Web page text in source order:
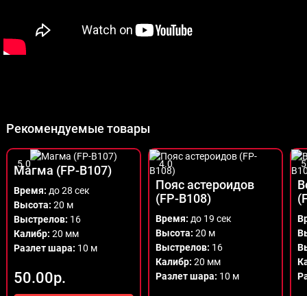
Рекомендуемые товары
5.0
Магма (FP-B107)
Время: до 28 сек
Высота: 20 м
Выстрелов: 16
Калибр: 20 мм
Разлет шара: 10 м
50.00р.
4.0
Пояс астероидов
(FP-B108)
Время: до 19 сек
Высота: 20 м
Выстрелов: 16
Калибр: 20 мм
Разлет шара: 10 м